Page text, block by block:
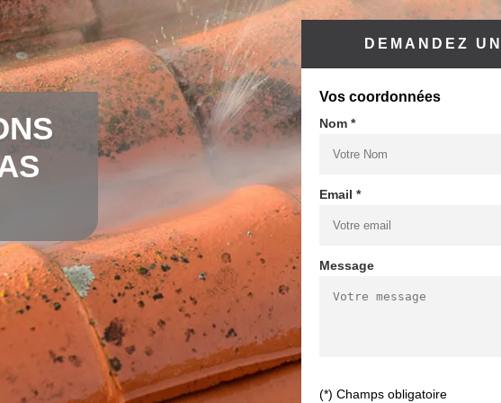
DEMANDEZ
Vos coordonnées
Nom *
Email *
Message
(*) Champs obligatoire